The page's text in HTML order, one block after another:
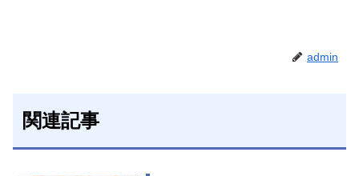
admin
関連記事